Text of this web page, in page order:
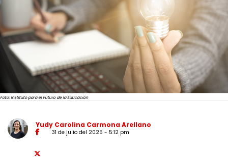
Foto: Instituto para el Futuro de la Educación
Yudy Carolina Carmona Arellano
31 de julio del 2025 - 5:12 pm